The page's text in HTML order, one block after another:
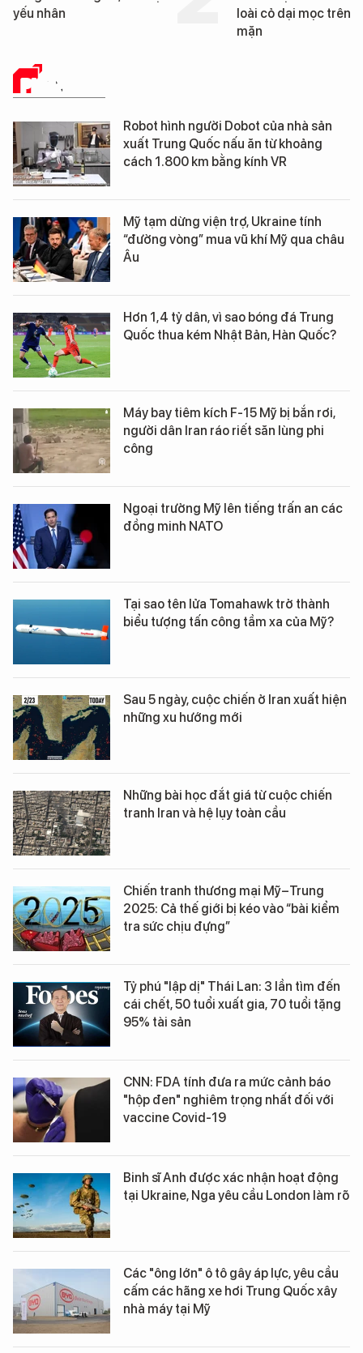
yếu nhân
loài cỏ dại mọc trên
mặn
PHÂN TÍCH
Robot hình người Dobot của nhà sản
xuất Trung Quốc nấu ăn từ khoảng
cách 1.800 km bằng kính VR
Mỹ tạm dừng viện trợ, Ukraine tính
“đường vòng” mua vũ khí Mỹ qua châu
Âu
Hơn 1,4 tỷ dân, vì sao bóng đá Trung
Quốc thua kém Nhật Bản, Hàn Quốc?
Máy bay tiêm kích F-15 Mỹ bị bắn rơi,
người dân Iran ráo riết săn lùng phi
công
Ngoại trưởng Mỹ lên tiếng trấn an các
đồng minh NATO
Tại sao tên lửa Tomahawk trở thành
biểu tượng tấn công tầm xa của Mỹ?
Sau 5 ngày, cuộc chiến ở Iran xuất hiện
những xu hướng mới
Những bài học đắt giá từ cuộc chiến
tranh Iran và hệ lụy toàn cầu
Chiến tranh thương mại Mỹ–Trung
2025: Cả thế giới bị kéo vào “bài kiểm
tra sức chịu đựng”
Tỷ phú "lập dị" Thái Lan: 3 lần tìm đến
cái chết, 50 tuổi xuất gia, 70 tuổi tặng
95% tài sản
CNN: FDA tính đưa ra mức cảnh báo
"hộp đen" nghiêm trọng nhất đối với
vaccine Covid-19
Binh sĩ Anh được xác nhận hoạt động
tại Ukraine, Nga yêu cầu London làm rõ
Các "ông lớn" ô tô gây áp lực, yêu cầu
cấm các hãng xe hơi Trung Quốc xây
nhà máy tại Mỹ